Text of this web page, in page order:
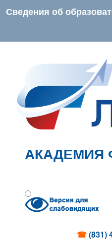
Сведения об
АКАДЕМИЯ
☎(831)